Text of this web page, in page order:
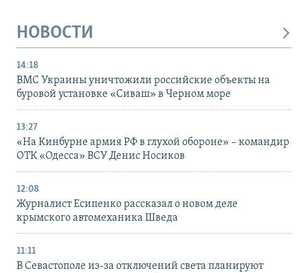
НОВОСТИ
14:18
ВМС Украины уничтожили российские объекты на
буровой установке «Сиваш» в Черном море
13:27
«На Кинбурне армия РФ в глухой обороне» – командир
ОТК «Одесса» ВСУ Денис Носиков
12:08
Журналист Есипенко рассказал о новом деле
крымского автомеханика Шведа
11:11
В Севастополе из-за отключений света планируют